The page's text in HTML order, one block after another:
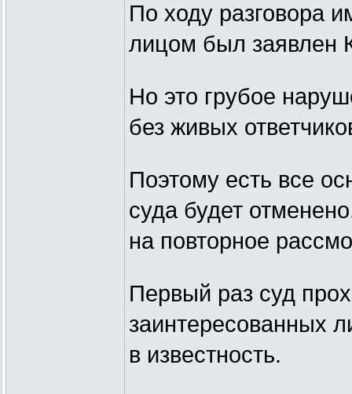
По ходу разговора
лицом был заявлен
Но это грубое
без живых
Поэтому есть все
суда будет
на повторное
Первый раз суд
заинтересованных
в известность.